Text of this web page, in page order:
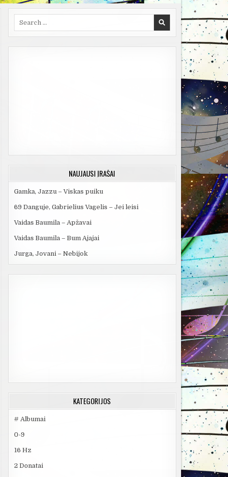
NAUJAUSI ĮRAŠAI
Gamka, Jazzu – Viskas puiku
69 Danguje, Gabrielius Vagelis – Jei leisi
Vaidas Baumila – Apžavai
Vaidas Baumila – Bum Ajajai
Jurga, Jovani – Nebijok
KATEGORIJOS
# Albumai
0-9
16 Hz
2 Donatai